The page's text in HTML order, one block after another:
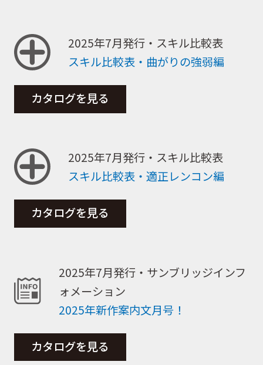
2025年7月発行・スキル比較表
スキル比較表・曲がりの強弱編
カタログを見る
2025年7月発行・スキル比較表
スキル比較表・適正レンコン編
カタログを見る
2025年7月発行・サンブリッジインフ
ォメーション
2025年新作案内文月号！
カタログを見る